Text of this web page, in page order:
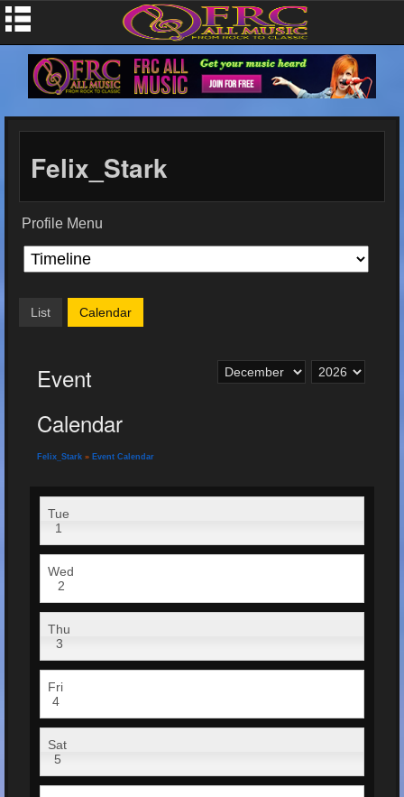
Felix_Stark
Profile Menu
List Calendar
Event
Calendar
Felix_Stark » Event Calendar
Tue
1
Wed
2
Thu
3
Fri
4
Sat
5